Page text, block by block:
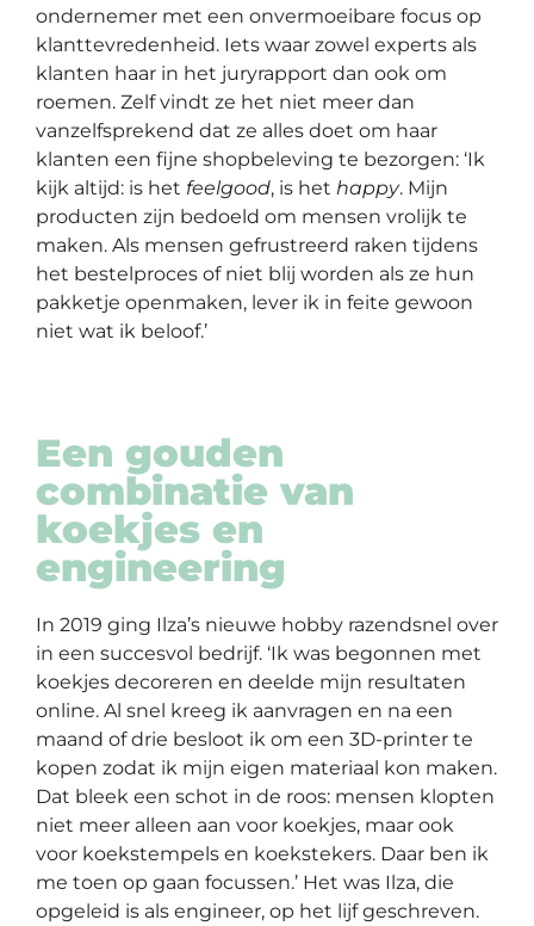
ondernemer met een onvermoeibare focus op
klanttevredenheid. Iets waar zowel experts als
klanten haar in het juryrapport dan ook om
roemen. Zelf vindt ze het niet meer dan
vanzelfsprekend dat ze alles doet om haar
klanten een fijne shopbeleving te bezorgen: ‘Ik
kijk altijd: is het feelgood, is het happy. Mijn
producten zijn bedoeld om mensen vrolijk te
maken. Als mensen gefrustreerd raken tijdens
het bestelproces of niet blij worden als ze hun
pakketje openmaken, lever ik in feite gewoon
niet wat ik beloof.’
Een gouden
combinatie van
koekjes en
engineering
In 2019 ging Ilza’s nieuwe hobby razendsnel over
in een succesvol bedrijf. ‘Ik was begonnen met
koekjes decoreren en deelde mijn resultaten
online. Al snel kreeg ik aanvragen en na een
maand of drie besloot ik om een 3D-printer te
kopen zodat ik mijn eigen materiaal kon maken.
Dat bleek een schot in de roos: mensen klopten
niet meer alleen aan voor koekjes, maar ook
voor koekstempels en koekstekers. Daar ben ik
me toen op gaan focussen.’ Het was Ilza, die
opgeleid is als engineer, op het lijf geschreven.